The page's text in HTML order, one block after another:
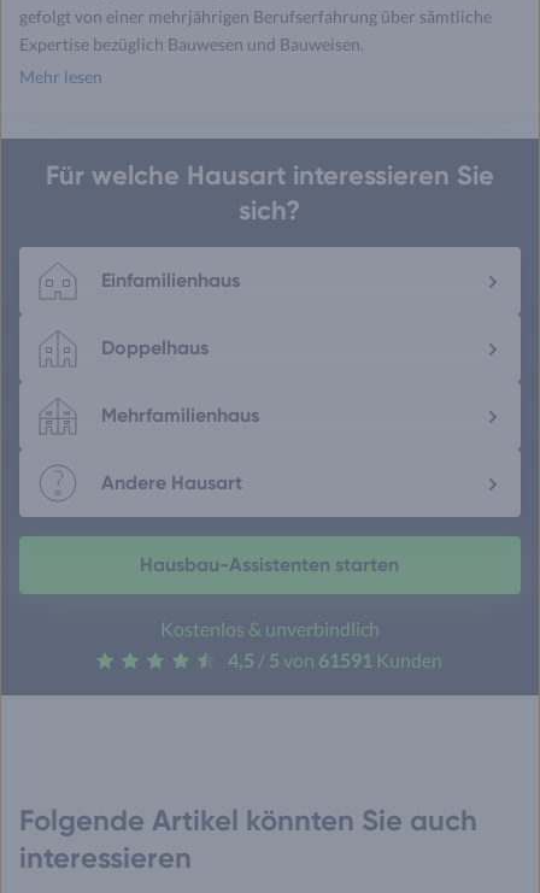
gefolgt von einer mehrjährigen Berufserfahrung über sämtliche
Expertise bezüglich Bauwesen und Bauweisen.
Mehr lesen
Für welche Hausart interessieren Sie
sich?
Einfamilienhaus
Doppelhaus
Mehrfamilienhaus
Andere Hausart
Hausbau-Assistenten starten
Kostenlos & unverbindlich
4,5 / 5 von 61591 Kunden
Folgende Artikel könnten Sie auch
interessieren